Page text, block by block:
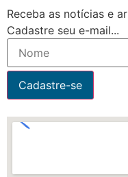
Receba as notícias e
Cadastre seu e-mail...